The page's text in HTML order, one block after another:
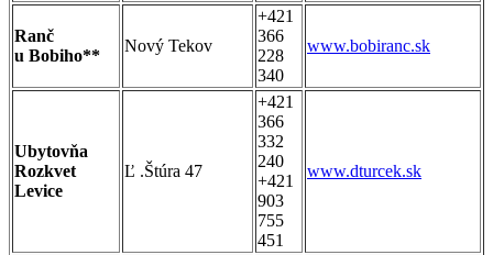
Ranč
u Bobiho**
Nový Tekov
+421
366
228
340
www.bobiranc.sk
Ubytovňa
Rozkvet
Levice
Ľ .Štúra 47
+421
366
332
240
+421
903
755
451
www.dturcek.sk